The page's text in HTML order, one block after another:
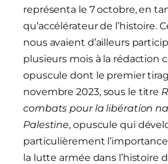
représenta le 7 octobre, en
qu’accélérateur de l’histoire.
nous avaient d’ailleurs
plusieurs mois à la rédaction
opuscule dont le premier
novembre 2023, sous le titre
combats pour la libération
Palestine, opuscule qui
particulièrement
la lutte armée dans l’histoire